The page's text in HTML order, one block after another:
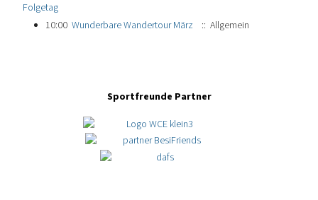
Folgetag
10:00 Wunderbare Wandertour März :: Allgemein
Sportfreunde Partner